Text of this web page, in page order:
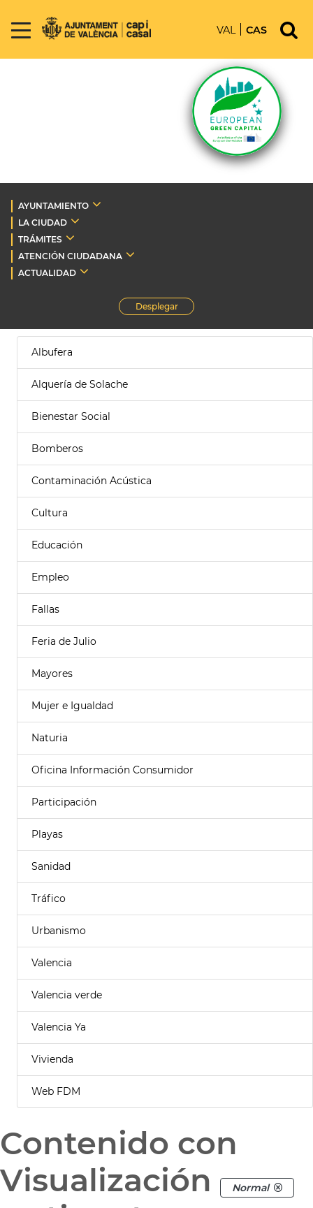
VAL CAS
AYUNTAMIENTO
LA CIUDAD
TRÁMITES
ATENCIÓN CIUDADANA
ACTUALIDAD
Desplegar
Albufera
Alquería de Solache
Bienestar Social
Bomberos
Contaminación Acústica
Cultura
Educación
Empleo
Fallas
Feria de Julio
Mayores
Mujer e Igualdad
Naturia
Oficina Información Consumidor
Participación
Playas
Sanidad
Tráfico
Urbanismo
Valencia
Valencia verde
Valencia Ya
Vivienda
Web FDM
Contenido con
Visualización
Normal